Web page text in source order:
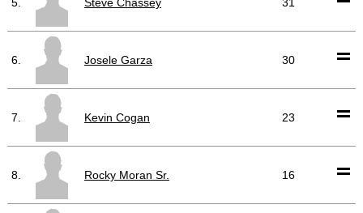
6. Josele Garza 30
7. Kevin Cogan 23
8. Rocky Moran Sr. 16